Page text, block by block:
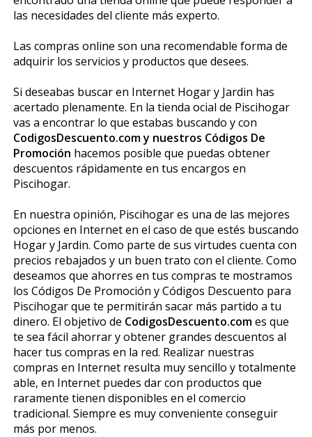
las necesidades del cliente más experto.
Las compras online son una recomendable forma de
adquirir los servicios y productos que desees.
Si deseabas buscar en Internet Hogar y Jardin has
acertado plenamente. En la tienda oficial de Piscihogar
vas a encontrar lo que estabas buscando y con
CodigosDescuento.com y nuestros Códigos De
Promoción hacemos posible que puedas obtener
descuentos rápidamente en tus encargos en
Piscihogar.
En nuestra opinión, Piscihogar es una de las mejores
opciones en Internet en el caso de que estés buscando
Hogar y Jardin. Como parte de sus virtudes cuenta con
precios rebajados y un buen trato con el cliente. Como
deseamos que ahorres en tus compras te mostramos
los Códigos De Promoción y Códigos Descuento para
Piscihogar que te permitirán sacar más partido a tu
dinero. El objetivo de CodigosDescuento.comes que
te sea fácil ahorrar y obtener grandes descuentos al
hacer tus compras en la red. Realizar nuestras
compras en Internet resulta muy sencillo y totalmente
fiable, en Internet puedes dar con productos que
raramente tienen disponibles en el comercio
tradicional. Siempre es muy conveniente conseguir
más por menos.